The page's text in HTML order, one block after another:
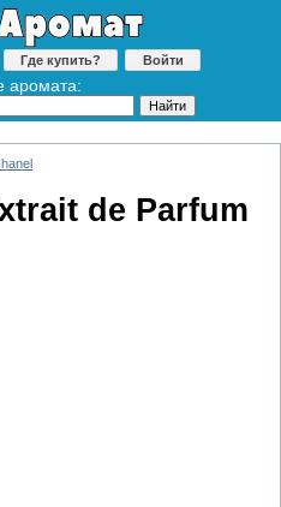
Где купить? Войти
аромата:
de Parfum